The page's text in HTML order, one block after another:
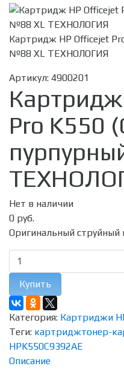
Картридж HP Officejet
№88 XL ТЕХНОЛОГИЯ
Артикул: 4900201
Pro K550
Нет в наличии
0 руб.
Оригинальный
Купить
Категория: Картриджи
Теги: картриджтонер-
HPK550C9392AE
Описание